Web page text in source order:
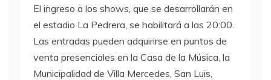
El ingreso a los shows, que se desarrollarán en
el estadio La Pedrera, se habilitará a las 20:00.
Las entradas pueden adquirirse en puntos de
venta presenciales en la Casa de la Música, la
Municipalidad de Villa Mercedes, San Luis,